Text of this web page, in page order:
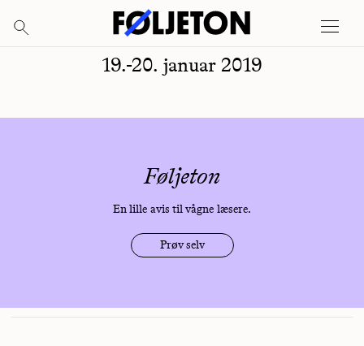
19.-20. januar 2019
Føljeton
En lille avis til vågne læsere.
Prøv selv